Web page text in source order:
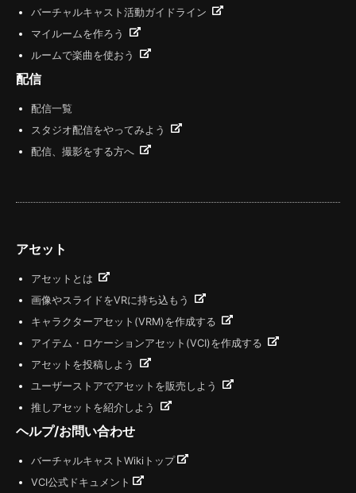
バーチャルキャスト活動ガイドライン
マイルームを作ろう
ルームで楽曲を使おう
配信
配信一覧
スタジオ配信をやってみよう
配信、撮影をする方へ
アセット
アセットとは
画像やスライドをVRに持ち込もう
キャラクターアセット(VRM)を作成する
アイテム・ロケーションアセット(VCI)を作成する
アセットを投稿しよう
ユーザーストアでアセットを販売しよう
推しアセットを紹介しよう
ヘルプ/お問い合わせ
バーチャルキャストWikiトップ
VCI公式ドキュメント